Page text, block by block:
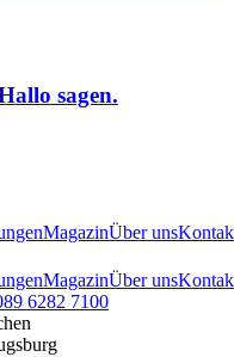
sagen.
MagazinÜber uns
MagazinÜber uns
6282 7100